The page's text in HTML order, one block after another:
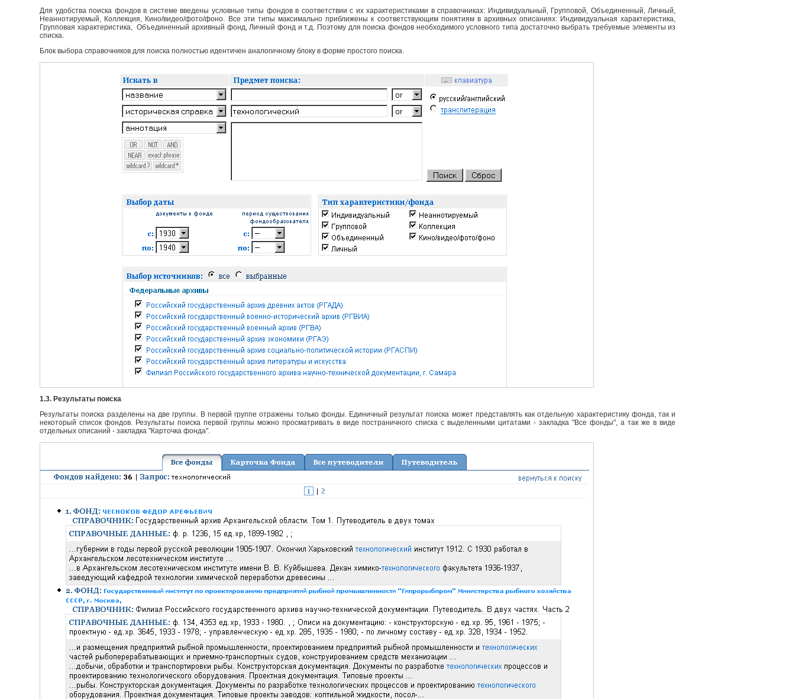
Для удобства поиска фондов в системе введены условные типы фондов в соответствии с их характеристиками в справочниках: Индивидуальный, Групповой, Объединенный, Личный,
Неаннотируемый, Коллекция, Кино/видео/фото/фоно. Все эти типы максимально приближены к соответствующим понятиям в архивных описаниях: Индивидуальная характеристика,
Групповая характеристика, Объединенный архивный фонд, Личный фонд и т.д. Поэтому для поиска фондов необходимого условного типа достаточно выбрать требуемые элементы из
списка.
Блок выбора справочников для поиска полностью идентичен аналогичному блоку в форме простого поиска.
1.3. Результаты поиска
Результаты поиска разделены на две группы. В первой группе отражены только фонды. Единичный результат поиска может представлять как отдельную характеристику фонда, так и
некоторый список фондов. Результаты поиска первой группы можно просматривать в виде постраничного списка с выделенными цитатами - закладка "Все фонды", а так же в виде
отдельных описаний - закладка "Карточка фонда".